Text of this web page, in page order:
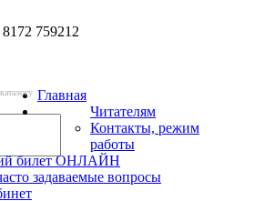
8172 759212
Главная
Читателям
Контакты, режим
работы
билет ОНЛАЙН
задаваемые вопросы